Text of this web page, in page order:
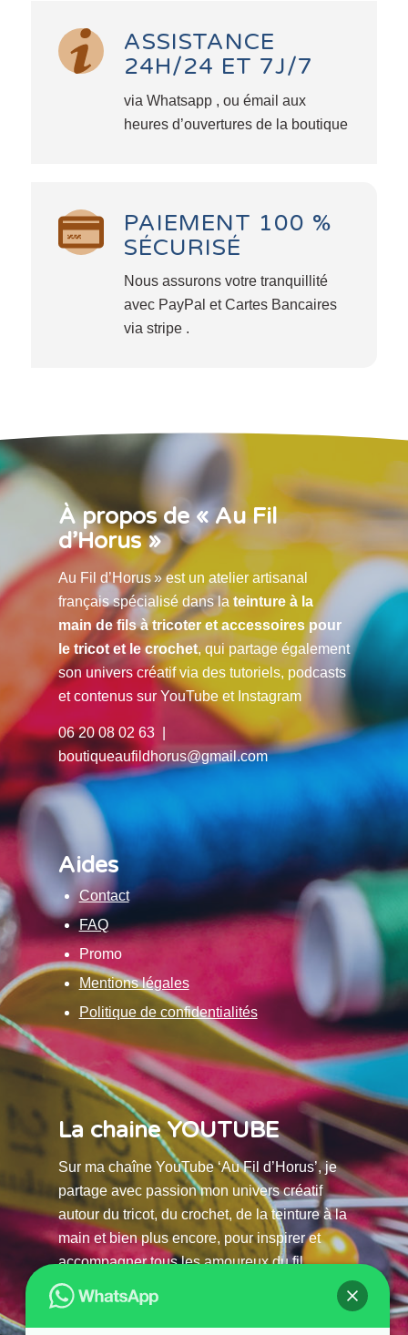
ASSISTANCE
24H/24 ET 7J/7
via Whatsapp , ou émail aux
heures d’ouvertures de la boutique
PAIEMENT 100 %
SÉCURISÉ
Nous assurons votre tranquillité
avec PayPal et Cartes Bancaires
via stripe .
À propos de « Au Fil
d’Horus »
Au Fil d’Horus » est un atelier artisanal
français spécialisé dans la teinture à la
main de fils à tricoter et accessoires pour
le tricot et le crochet, qui partage également
son univers créatif via des tutoriels, podcasts
et contenus sur YouTube et Instagram
06 20 08 02 63 |
boutiqueaufildhorus@gmail.com
Aides
Contact
FAQ
Promo
Mentions légales
Politique de confidentialités
La chaine YOUTUBE
Sur ma chaîne YouTube ‘Au Fil d’Horus’, je
partage avec passion mon univers créatif
autour du tricot, du crochet, de la teinture à la
main et bien plus encore, pour inspirer et
accompagner tous les amoureux du fil.